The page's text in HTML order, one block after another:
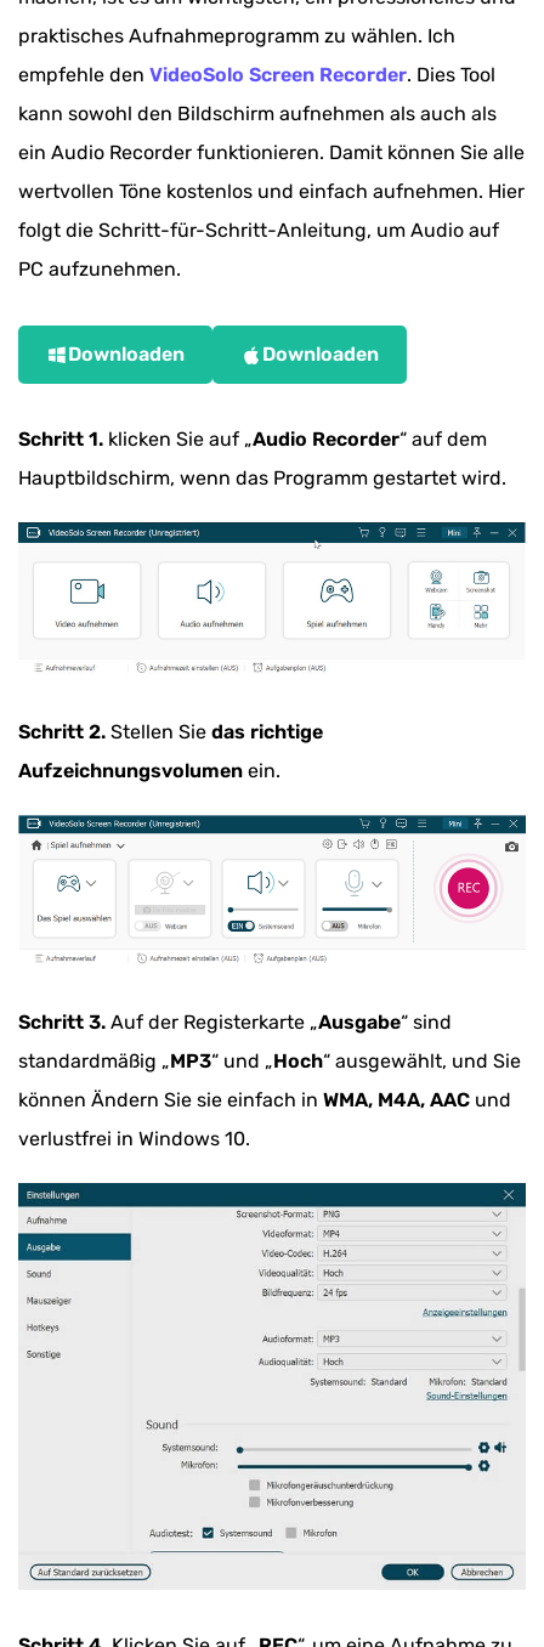
praktisches Aufnahmeprogramm zu wählen. Ich
empfehle den VideoSolo Screen Recorder. Dies Tool
kann sowohl den Bildschirm aufnehmen als auch als
ein Audio Recorder funktionieren. Damit können Sie alle
wertvollen Töne kostenlos und einfach aufnehmen. Hier
folgt die Schritt-für-Schritt-Anleitung, um Audio auf
PC aufzunehmen.
Downloaden Downloaden
Schritt 1. klicken Sie auf „Audio Recorder“ auf dem
Hauptbildschirm, wenn das Programm gestartet wird.
Schritt 2. Stellen Sie das richtige
Aufzeichnungsvolumen ein.
Schritt 3. Auf der Registerkarte „Ausgabe“ sind
standardmäßig „MP3“ und „Hoch“ ausgewählt, und Sie
können Ändern Sie sie einfach in WMA, M4A, AAC und
verlustfrei in Windows 10.